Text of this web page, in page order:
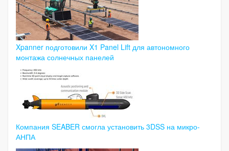
Xpanner подготовили X1 Panel Lift для автономного
монтажа солнечных панелей
Компания SEABER смогла установить 3DSS на микро-
АНПА